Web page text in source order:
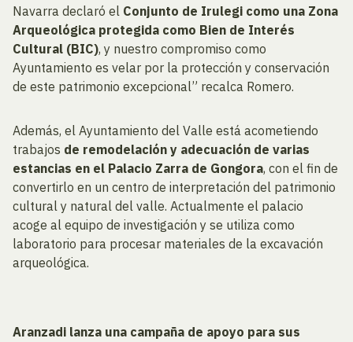
Navarra declaró el Conjunto de Irulegi como una Zona
Arqueológica protegida como Bien de Interés
Cultural (BIC), y nuestro compromiso como
Ayuntamiento es velar por la protección y conservación
de este patrimonio excepcional” recalca Romero.
Además, el Ayuntamiento del Valle está acometiendo
trabajos de remodelación y adecuación de varias
estancias en el Palacio Zarra de Gongora, con el fin de
convertirlo en un centro de interpretación del patrimonio
cultural y natural del valle. Actualmente el palacio
acoge al equipo de investigación y se utiliza como
laboratorio para procesar materiales de la excavación
arqueológica.
Aranzadi lanza una campaña de apoyo para sus